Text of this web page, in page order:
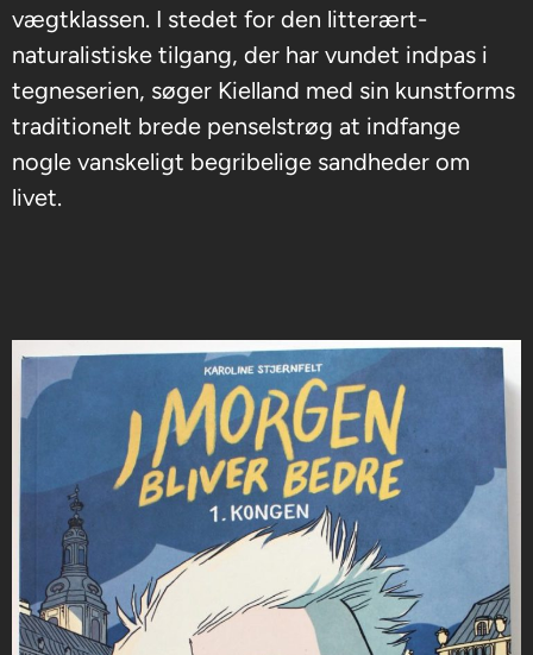
vægtklassen. I stedet for den litterært-
naturalistiske tilgang, der har vundet indpas i
tegneserien, søger Kielland med sin kunstforms
traditionelt brede penselstrøg at indfange
nogle vanskeligt begribelige sandheder om
livet.